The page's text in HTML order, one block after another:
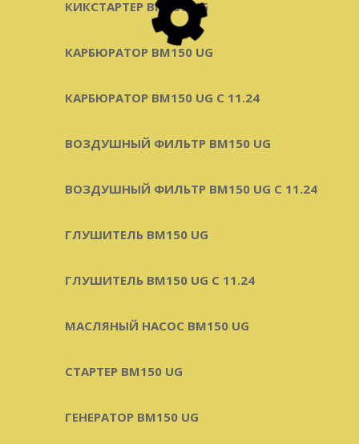
КИКСТАРТЕР BM150 UG
КАРБЮРАТОР BM150 UG
КАРБЮРАТОР BM150 UG С 11.24
ВОЗДУШНЫЙ ФИЛЬТР BM150 UG
ВОЗДУШНЫЙ ФИЛЬТР BM150 UG C 11.24
ГЛУШИТЕЛЬ BM150 UG
ГЛУШИТЕЛЬ BM150 UG С 11.24
МАСЛЯНЫЙ НАСОС BM150 UG
СТАРТЕР BM150 UG
ГЕНЕРАТОР BM150 UG